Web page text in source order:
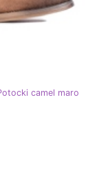
camel maro